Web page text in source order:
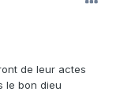
de leur actes
le bon dieu